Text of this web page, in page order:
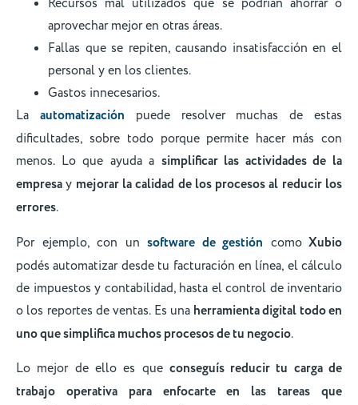
Recursos mal utilizados que se podrían ahorrar o
aprovechar mejor en otras áreas.
Fallas que se repiten, causando insatisfacción en el
personal y en los clientes.
Gastos innecesarios.
La automatización puede resolver muchas de estas
dificultades, sobre todo porque permite hacer más con
menos. Lo que ayuda a simplificar las actividades de la
empresay mejorar la calidad de los procesos al reducir los
errores.
Por ejemplo, con un software de gestión comoXubio
podés automatizar desde tu facturación en línea, el cálculo
de impuestos y contabilidad, hasta el control de inventario
o los reportes de ventas. Es una herramienta digital todo en
uno que simplifica muchos procesos de tu negocio.
Lo mejor de ello es que conseguís reducir tu carga de
trabajo operativa para enfocarte en las tareas que